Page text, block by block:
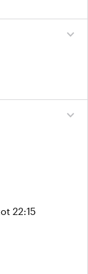
expand_more
expand_more
22:15